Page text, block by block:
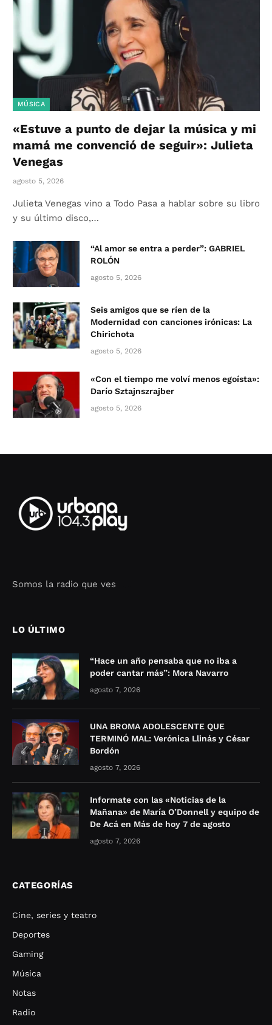
MÚSICA
«Estuve a punto de dejar la música y mi
mamá me convenció de seguir»: Julieta
Venegas
agosto 5, 2026
Julieta Venegas vino a Todo Pasa a hablar sobre su libro
y su último disco,…
“Al amor se entra a perder”: GABRIEL
ROLÓN
agosto 5, 2026
Seis amigos que se ríen de la
Modernidad con canciones irónicas: La
Chirichota
agosto 5, 2026
«Con el tiempo me volví menos egoísta»:
Darío Sztajnszrajber
agosto 5, 2026
Somos la radio que ves
LO ÚLTIMO
“Hace un año pensaba que no iba a
poder cantar más”: Mora Navarro
agosto 7, 2026
UNA BROMA ADOLESCENTE QUE
TERMINÓ MAL: Verónica Llinás y César
Bordón
agosto 7, 2026
Informate con las «Noticias de la
Mañana» de María O’Donnell y equipo de
De Acá en Más de hoy 7 de agosto
agosto 7, 2026
CATEGORÍAS
Cine, series y teatro
Deportes
Gaming
Música
Notas
Radio